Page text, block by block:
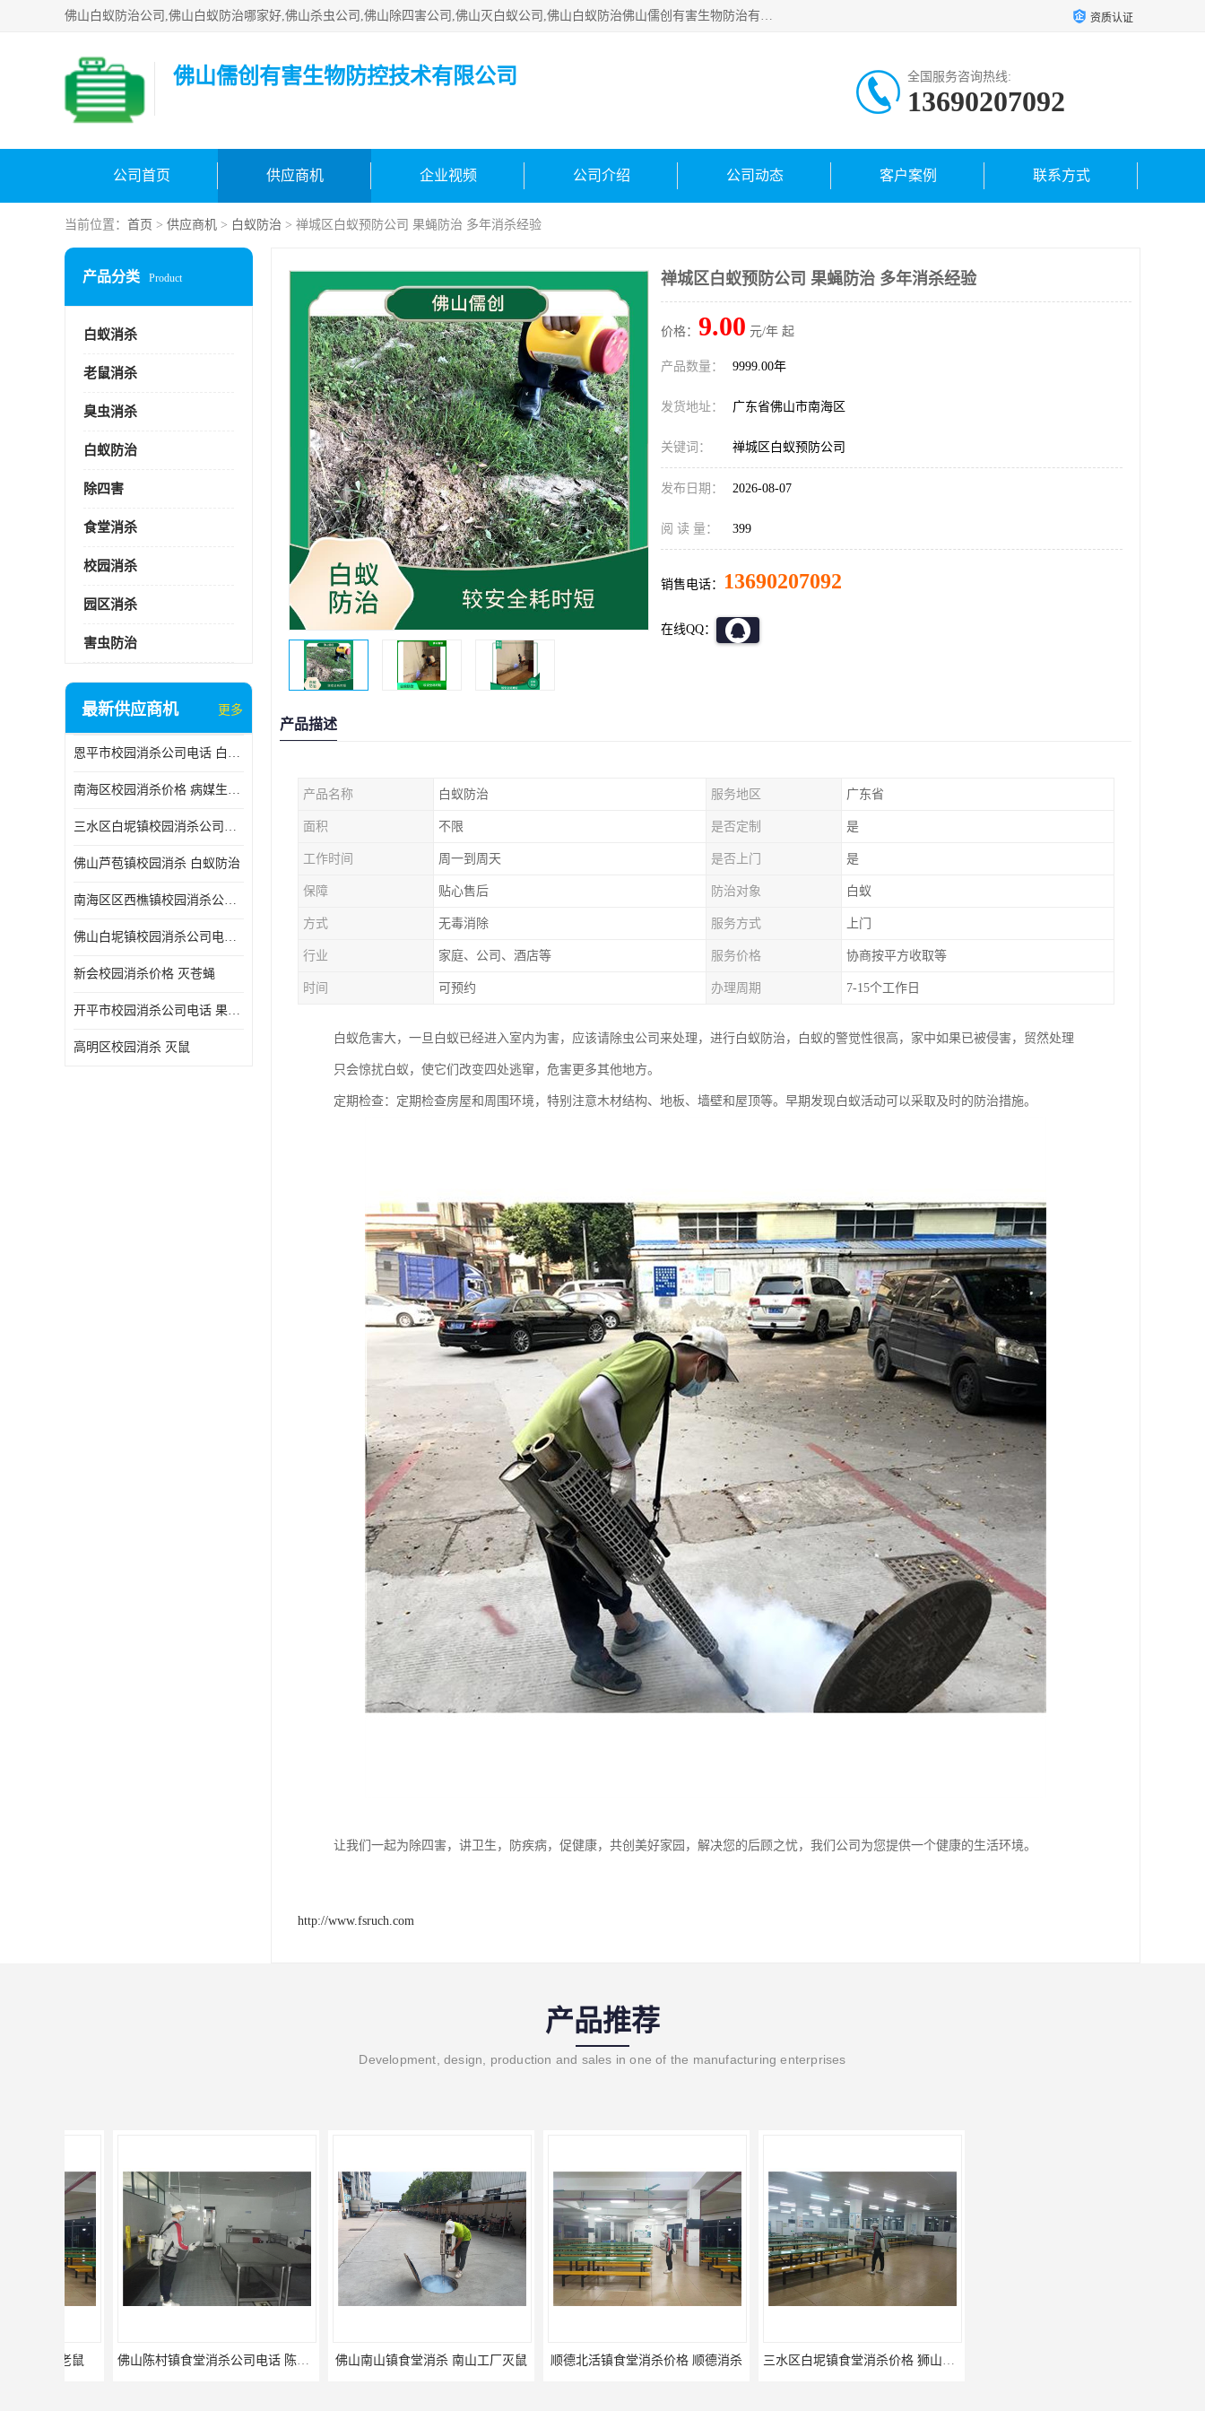
佛山白蚁防治公司,佛山白蚁防治哪家好,佛山杀虫公司,佛山除四害公司,佛山灭白蚁公司,佛山白蚁防治佛山儒创有害生物防治有限公司是一家佛山杀虫公司、佛山除四害公司、佛山灭白蚁公司、佛山白蚁防治公司，让您远离虫害困扰。要问佛山白蚁防治哪家好？佛山儒创有害生物防治有限公司全佛山、广州，正规公司，上门勘查，可靠，售后有保障。 资质认证
佛山儒创有害生物防控技术有限公司 全国服务咨询热线:
13690207092
公司首页 供应商机 企业视频 公司介绍 公司动态 客户案例 联系方式
当前位置： 首页 > 供应商机 > 白蚁防治 > 禅城区白蚁预防公司 果蝇防治 多年消杀经验
产品分类 Product
白蚁消杀
老鼠消杀
臭虫消杀
白蚁防治
除四害
食堂消杀
校园消杀
园区消杀
害虫防治
最新供应商机 更多
恩平市校园消杀公司电话 白蚁工程
南海区校园消杀价格 病媒生物防治
三水区白坭镇校园消杀公司电话 消杀记录表
佛山芦苞镇校园消杀 白蚁防治
南海区区西樵镇校园消杀公司 害虫防治
佛山白坭镇校园消杀公司电话 除四害
新会校园消杀价格 灭苍蝇
开平市校园消杀公司电话 果蝇防治
高明区校园消杀 灭鼠
禅城区白蚁预防公司 果蝇防治 多年消杀经验
价格： 9.00 元/年 起
产品数量： 9999.00年
发货地址： 广东省佛山市南海区
关键词： 禅城区白蚁预防公司
发布日期： 2026-08-07
阅 读 量： 399
销售电话： 13690207092
在线QQ：
产品描述
产品名称 白蚁防治 服务地区 广东省
面积 不限 是否定制 是
工作时间 周一到周天 是否上门 是
保障 贴心售后 防治对象 白蚁
方式 无毒消除 服务方式 上门
行业 家庭、公司、酒店等 服务价格 协商按平方收取等
时间 可预约 办理周期 7-15个工作日
白蚁危害大，一旦白蚁已经进入室内为害，应该请除虫公司来处理，进行白蚁防治，白蚁的警觉性很高，家中如果已被侵害，贸然处理
只会惊扰白蚁，使它们改变四处逃窜，危害更多其他地方。
定期检查：定期检查房屋和周围环境，特别注意木材结构、地板、墙壁和屋顶等。早期发现白蚁活动可以采取及时的防治措施。
让我们一起为除四害，讲卫生，防疾病，促健康，共创美好家园，解决您的后顾之忧，我们公司为您提供一个健康的生活环境。
http://www.fsruch.com
产品推荐
Development, design, production and sales in one of the manufacturing enterprises
佛山陈村镇食堂消杀公司电话 陈村食堂灭鼠 佛山南山镇食堂消杀 南山工厂灭鼠 顺德北活镇食堂消杀价格 顺德消杀 三水区白坭镇食堂消杀价格 狮山工厂灭鼠云